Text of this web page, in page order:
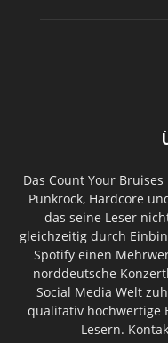
Das Count Your
Punkrock, Hardcore
das seine Leser
gleichzeitig durch
Spotify einen
norddeutsche
Social Media Welt
qualitativ hochwertige
Lesern.